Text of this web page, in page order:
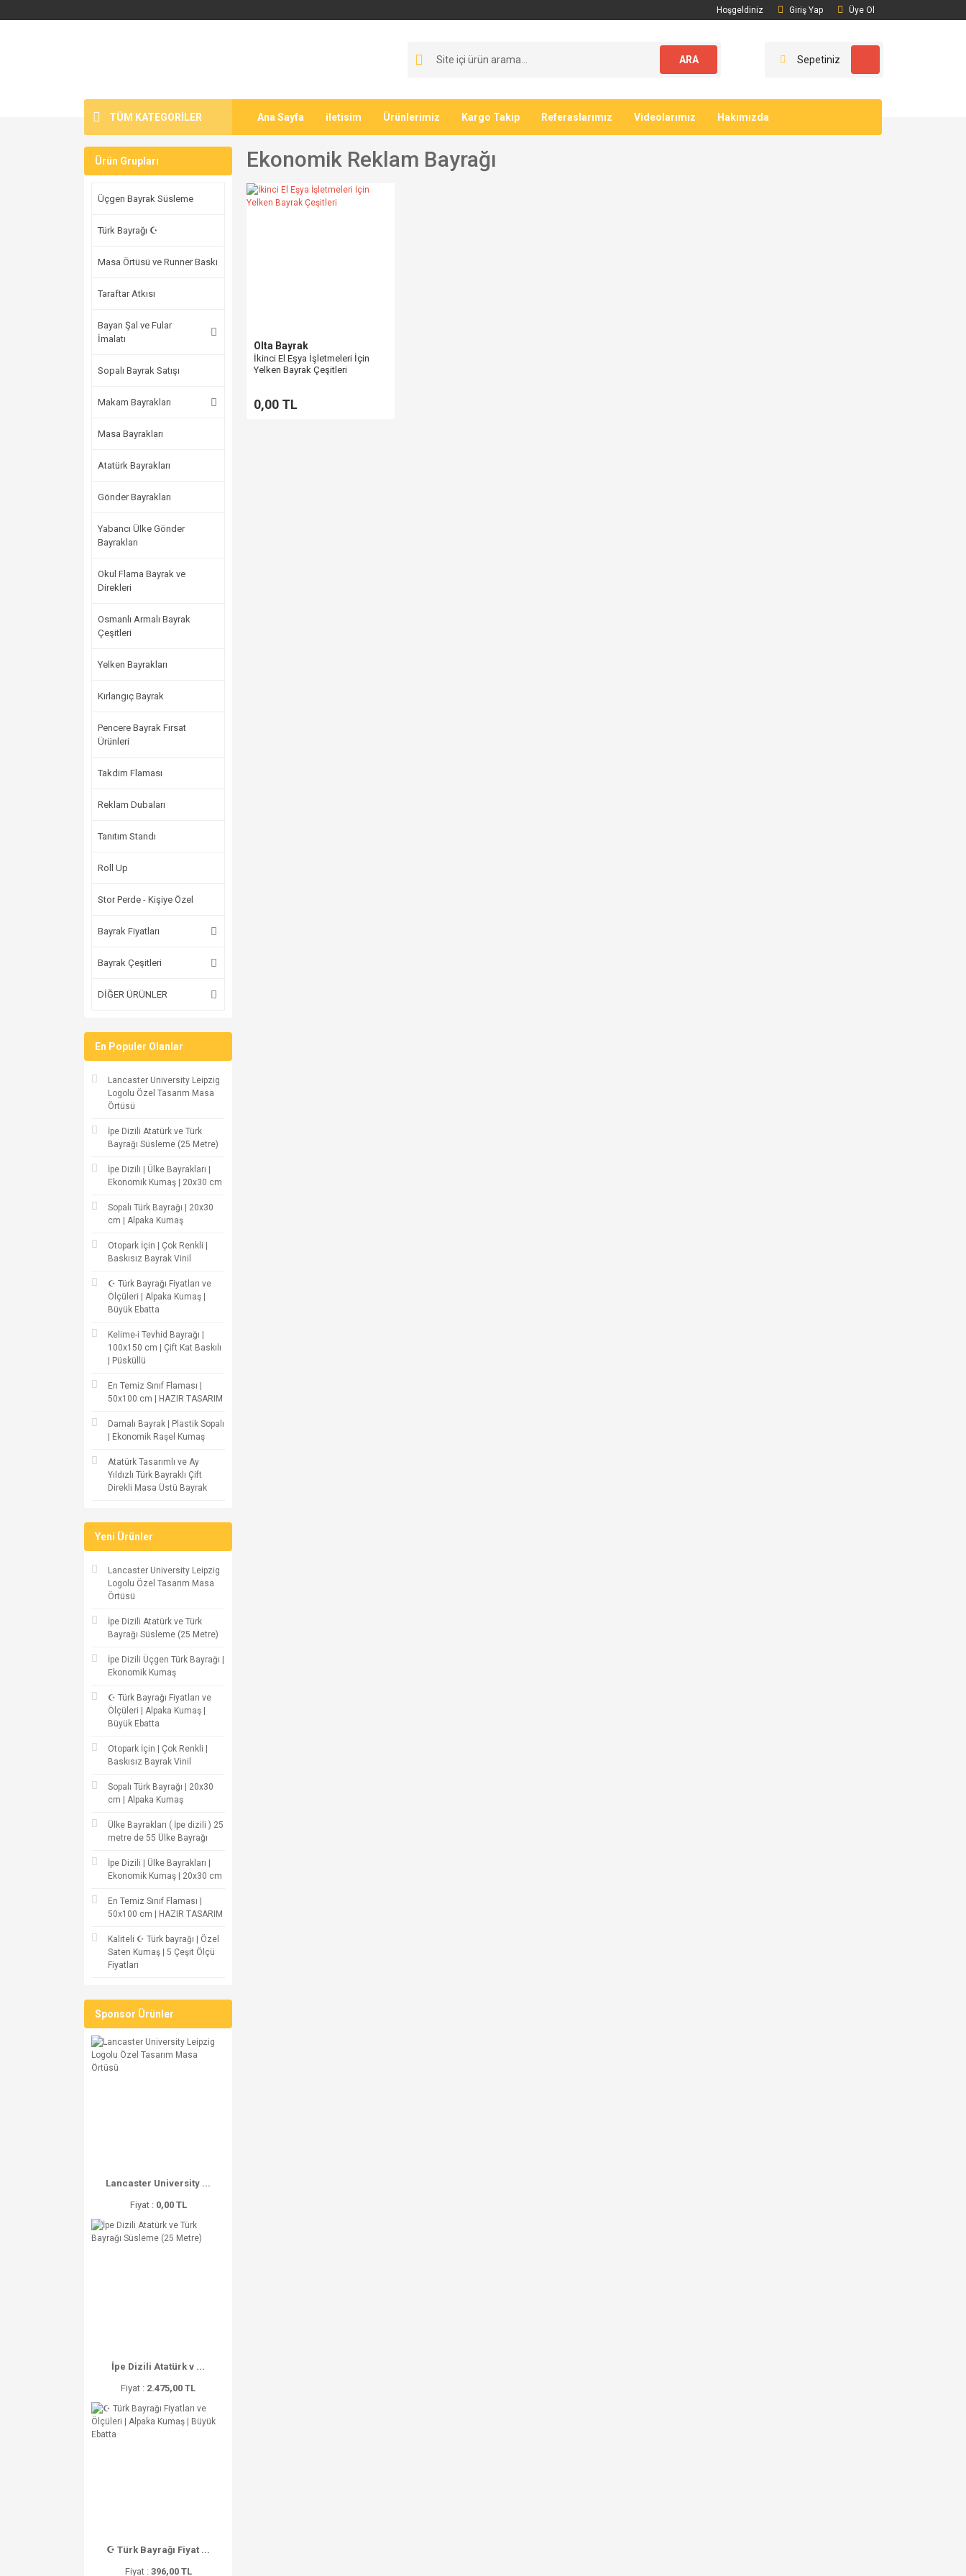
Hoşgeldiniz Giriş Yap Üye Ol
ARA Sepetiniz
TÜM KATEGORİLER Ana Sayfa iletisim Ürünlerimiz Kargo Takip Referaslarımız Videolarımız Hakımızda
Ürün Grupları
Üçgen Bayrak Süsleme
Türk Bayrağı ☪
Masa Örtüsü ve Runner Baskı
Taraftar Atkısı
Bayan Şal ve Fular
İmalatı
Sopalı Bayrak Satışı
Makam Bayrakları
Masa Bayrakları
Atatürk Bayrakları
Gönder Bayrakları
Yabancı Ülke Gönder
Bayrakları
Okul Flama Bayrak ve
Direkleri
Osmanlı Armalı Bayrak
Çeşitleri
Yelken Bayrakları
Kırlangıç Bayrak
Pencere Bayrak Fırsat
Ürünleri
Takdim Flaması
Reklam Dubaları
Tanıtım Standı
Roll Up
Stor Perde - Kişiye Özel
Bayrak Fiyatları
Bayrak Çeşitleri
DİĞER ÜRÜNLER
En Populer Olanlar
Lancaster University Leipzig
Logolu Özel Tasarım Masa
Örtüsü
İpe Dizili Atatürk ve Türk
Bayrağı Süsleme (25 Metre)
İpe Dizili | Ülke Bayrakları |
Ekonomik Kumaş | 20x30 cm
Sopalı Türk Bayrağı | 20x30
cm | Alpaka Kumaş
Otopark İçin | Çok Renkli |
Baskısız Bayrak Vinil
☪ Türk Bayrağı Fiyatları ve
Ölçüleri | Alpaka Kumaş |
Büyük Ebatta
Kelime-i Tevhid Bayrağı |
100x150 cm | Çift Kat Baskılı
| Püsküllü
En Temiz Sınıf Flaması |
50x100 cm | HAZIR TASARIM
Damalı Bayrak | Plastik Sopalı
| Ekonomik Raşel Kumaş
Atatürk Tasarımlı ve Ay
Yıldızlı Türk Bayraklı Çift
Direkli Masa Üstü Bayrak
Yeni Ürünler
Lancaster University Leipzig
Logolu Özel Tasarım Masa
Örtüsü
İpe Dizili Atatürk ve Türk
Bayrağı Süsleme (25 Metre)
İpe Dizili Üçgen Türk Bayrağı |
Ekonomik Kumaş
☪ Türk Bayrağı Fiyatları ve
Ölçüleri | Alpaka Kumaş |
Büyük Ebatta
Otopark İçin | Çok Renkli |
Baskısız Bayrak Vinil
Sopalı Türk Bayrağı | 20x30
cm | Alpaka Kumaş
Ülke Bayrakları ( İpe dizili ) 25
metre de 55 Ülke Bayrağı
İpe Dizili | Ülke Bayrakları |
Ekonomik Kumaş | 20x30 cm
En Temiz Sınıf Flaması |
50x100 cm | HAZIR TASARIM
Kaliteli ☪ Türk bayrağı | Özel
Saten Kumaş | 5 Çeşit Ölçü
Fiyatları
Sponsor Ürünler
Lancaster University ...
Fiyat : 0,00 TL
İpe Dizili Atatürk v ...
Fiyat : 2.475,00 TL
☪ Türk Bayrağı Fiyat ...
Fiyat : 396,00 TL
Ekonomik Reklam Bayrağı
Olta Bayrak
İkinci El Eşya İşletmeleri İçin
Yelken Bayrak Çeşitleri
0,00 TL